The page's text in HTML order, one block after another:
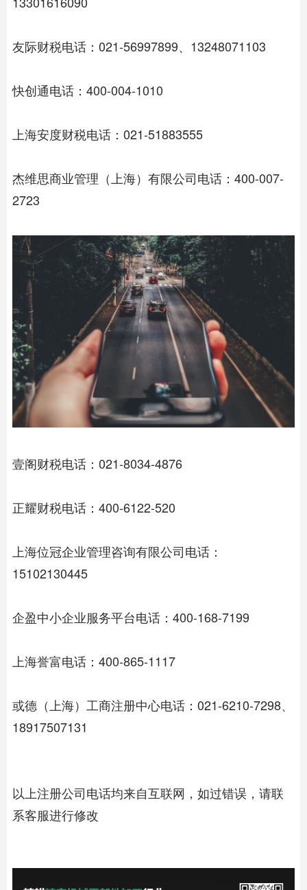
友际财税电话：021-56997899、13248071103
快创通电话：400-004-1010
上海安度财税电话：021-51883555
杰维思商业管理（上海）有限公司电话：400-007-
2723
壹阁财税电话：021-8034-4876
正耀财税电话：400-6122-520
上海位冠企业管理咨询有限公司电话：
15102130445
企盈中小企业服务平台电话：400-168-7199
上海誉富电话：400-865-1117
或德（上海）工商注册中心电话：021-6210-7298、
18917507131
以上注册公司电话均来自互联网，如过错误，请联
系客服进行修改